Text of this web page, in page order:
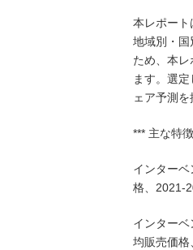
本レポート
地域別・国
ため、本
ます。選
ェア予測を
*** 主な特
インター
格、2021-
インター
均販売価